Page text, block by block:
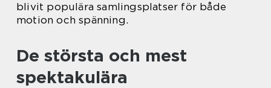
blivit populära samlingsplatser för både
motion och spänning.
De största och mest
spektakulära